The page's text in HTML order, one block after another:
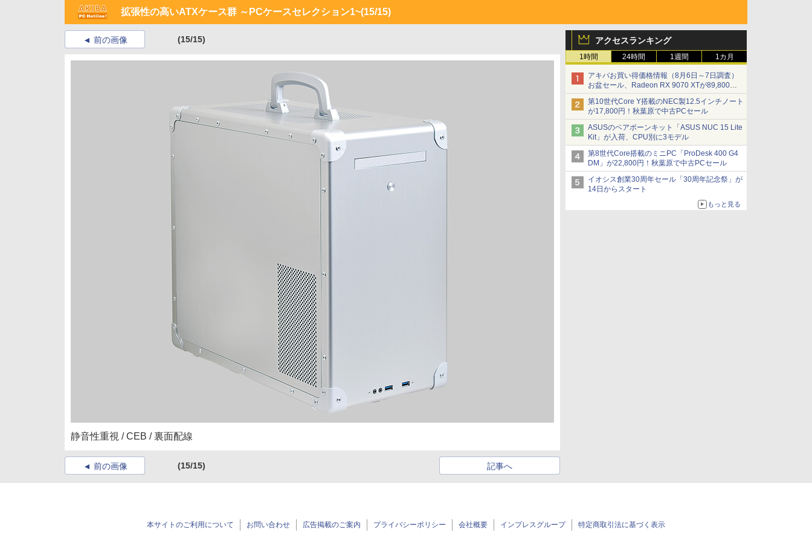
拡張性の高いATXケース群 ～PCケースセレクション1~(15/15)
アクセスランキング
1時間 24時間 1週間 1カ月
アキバお買い得価格情報（8月6日～7日調査）
お盆セール、Radeon RX 9070 XTが89,800
円、水平周波数24.8kHz対応の17型モニターが
9,801円、暑さ指数連動セール ほか
第10世代Core Y搭載のNEC製12.5インチノート
が17,800円！秋葉原で中古PCセール
ASUSのベアボーンキット「ASUS NUC 15 Lite
Kit」が入荷、CPU別に3モデル
第8世代Core搭載のミニPC「ProDesk 400 G4
DM」が22,800円！秋葉原で中古PCセール
イオシス創業30周年セール「30周年記念祭」が
14日からスタート
もっと見る
前の画像 (15/15)
静音性重視 / CEB / 裏面配線
前の画像 (15/15) 記事へ
本サイトのご利用について お問い合わせ 広告掲載のご案内 プライバシーポリシー 会社概要 インプレスグループ 特定商取引法に基づく表示